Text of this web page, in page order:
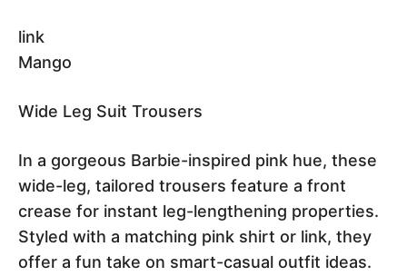
link
Mango
Wide Leg Suit Trousers
In a gorgeous Barbie-inspired pink hue, these
wide-leg, tailored trousers feature a front
crease for instant leg-lengthening properties.
Styled with a matching pink shirt or link, they
offer a fun take on smart-casual outfit ideas.